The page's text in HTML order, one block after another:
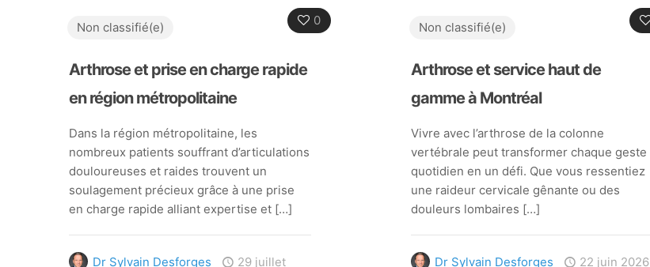
0
Non classifié(e)
Arthrose et prise en charge rapide
en région métropolitaine
Dans la région métropolitaine, les
nombreux patients souffrant d’articulations
douloureuses et raides trouvent un
soulagement précieux grâce à une prise
en charge rapide alliant expertise et[…]
Dr Sylvain Desforges
29 juillet
Non classifié(e)
Arthrose et service haut de
gamme à Montréal
Vivre avec l’arthrose de la colonne
vertébrale peut transformer chaque geste
quotidien en un défi. Que vous ressentiez
une raideur cervicale gênante ou des
douleurs lombaires […]
Dr Sylvain Desforges 22 juin 2026